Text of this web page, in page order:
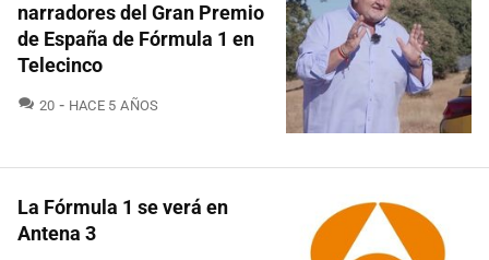
narradores del Gran Premio
de España de Fórmula 1 en
Telecinco
20 COMENTARIOS
HACE 5 AÑOS
La Fórmula 1 se verá en
Antena 3